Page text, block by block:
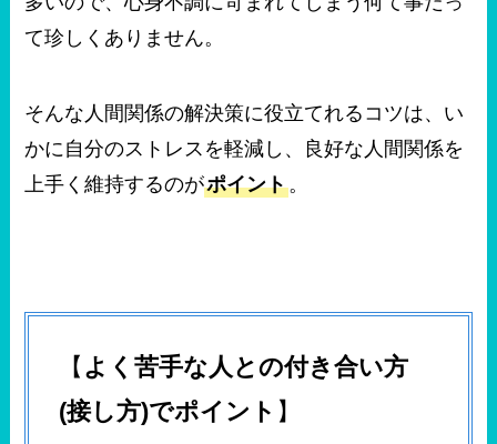
て珍しくありません。
そんな人間関係の解決策に役立てれるコツは、い
かに自分のストレスを軽減し、良好な人間関係を
上手く維持するのがポイント。
【 よく苦手な人との付き合い方
(接し方)でポイント 】